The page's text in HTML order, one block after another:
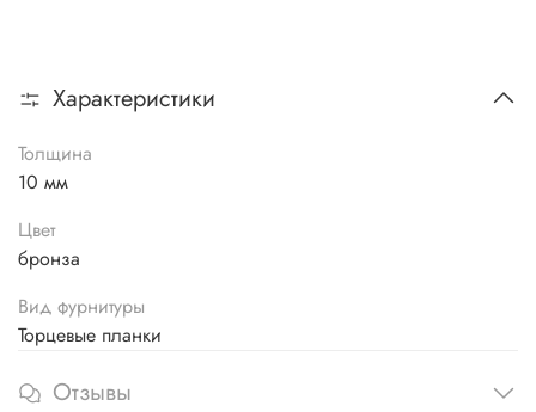
Характеристики
Толщина
10 мм
Цвет
бронза
Вид фурнитуры
Торцевые планки
Отзывы